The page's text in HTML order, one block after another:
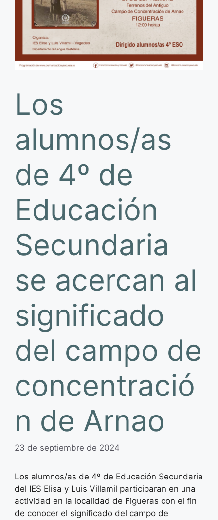
Los
alumnos/as
de 4º de
Educación
Secundaria
se acercan al
significado
del campo de
concentració
n de Arnao
23 de septiembre de 2024
Los alumnos/as de 4º de Educación Secundaria
del IES Elisa y Luis Villamil participaran en una
actividad en la localidad de Figueras con el fin
de conocer el significado del campo de